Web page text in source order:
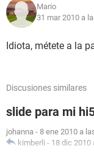
Mario
31 mar 2010 a
Idiota, métete a la
Discusiones similares
slide para mi
johanna - 8 ene 2010 a
kimberli - 18 dic 2010